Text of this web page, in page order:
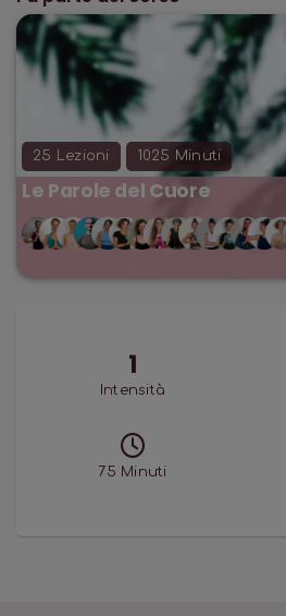
25 Lezioni 1025 Minuti
Le Parole del Cuore
1
Intensità
75 Minuti